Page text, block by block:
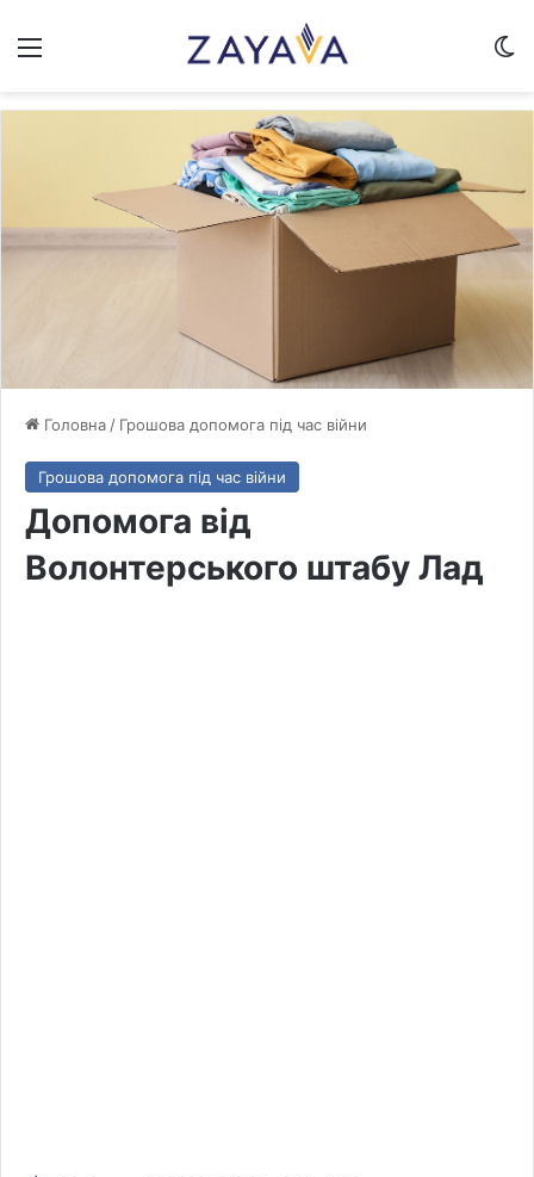
Меню
Головна/ Грошова допомога під час війни
Грошова допомога під час війни
Допомога від
Волонтерського штабу Лад